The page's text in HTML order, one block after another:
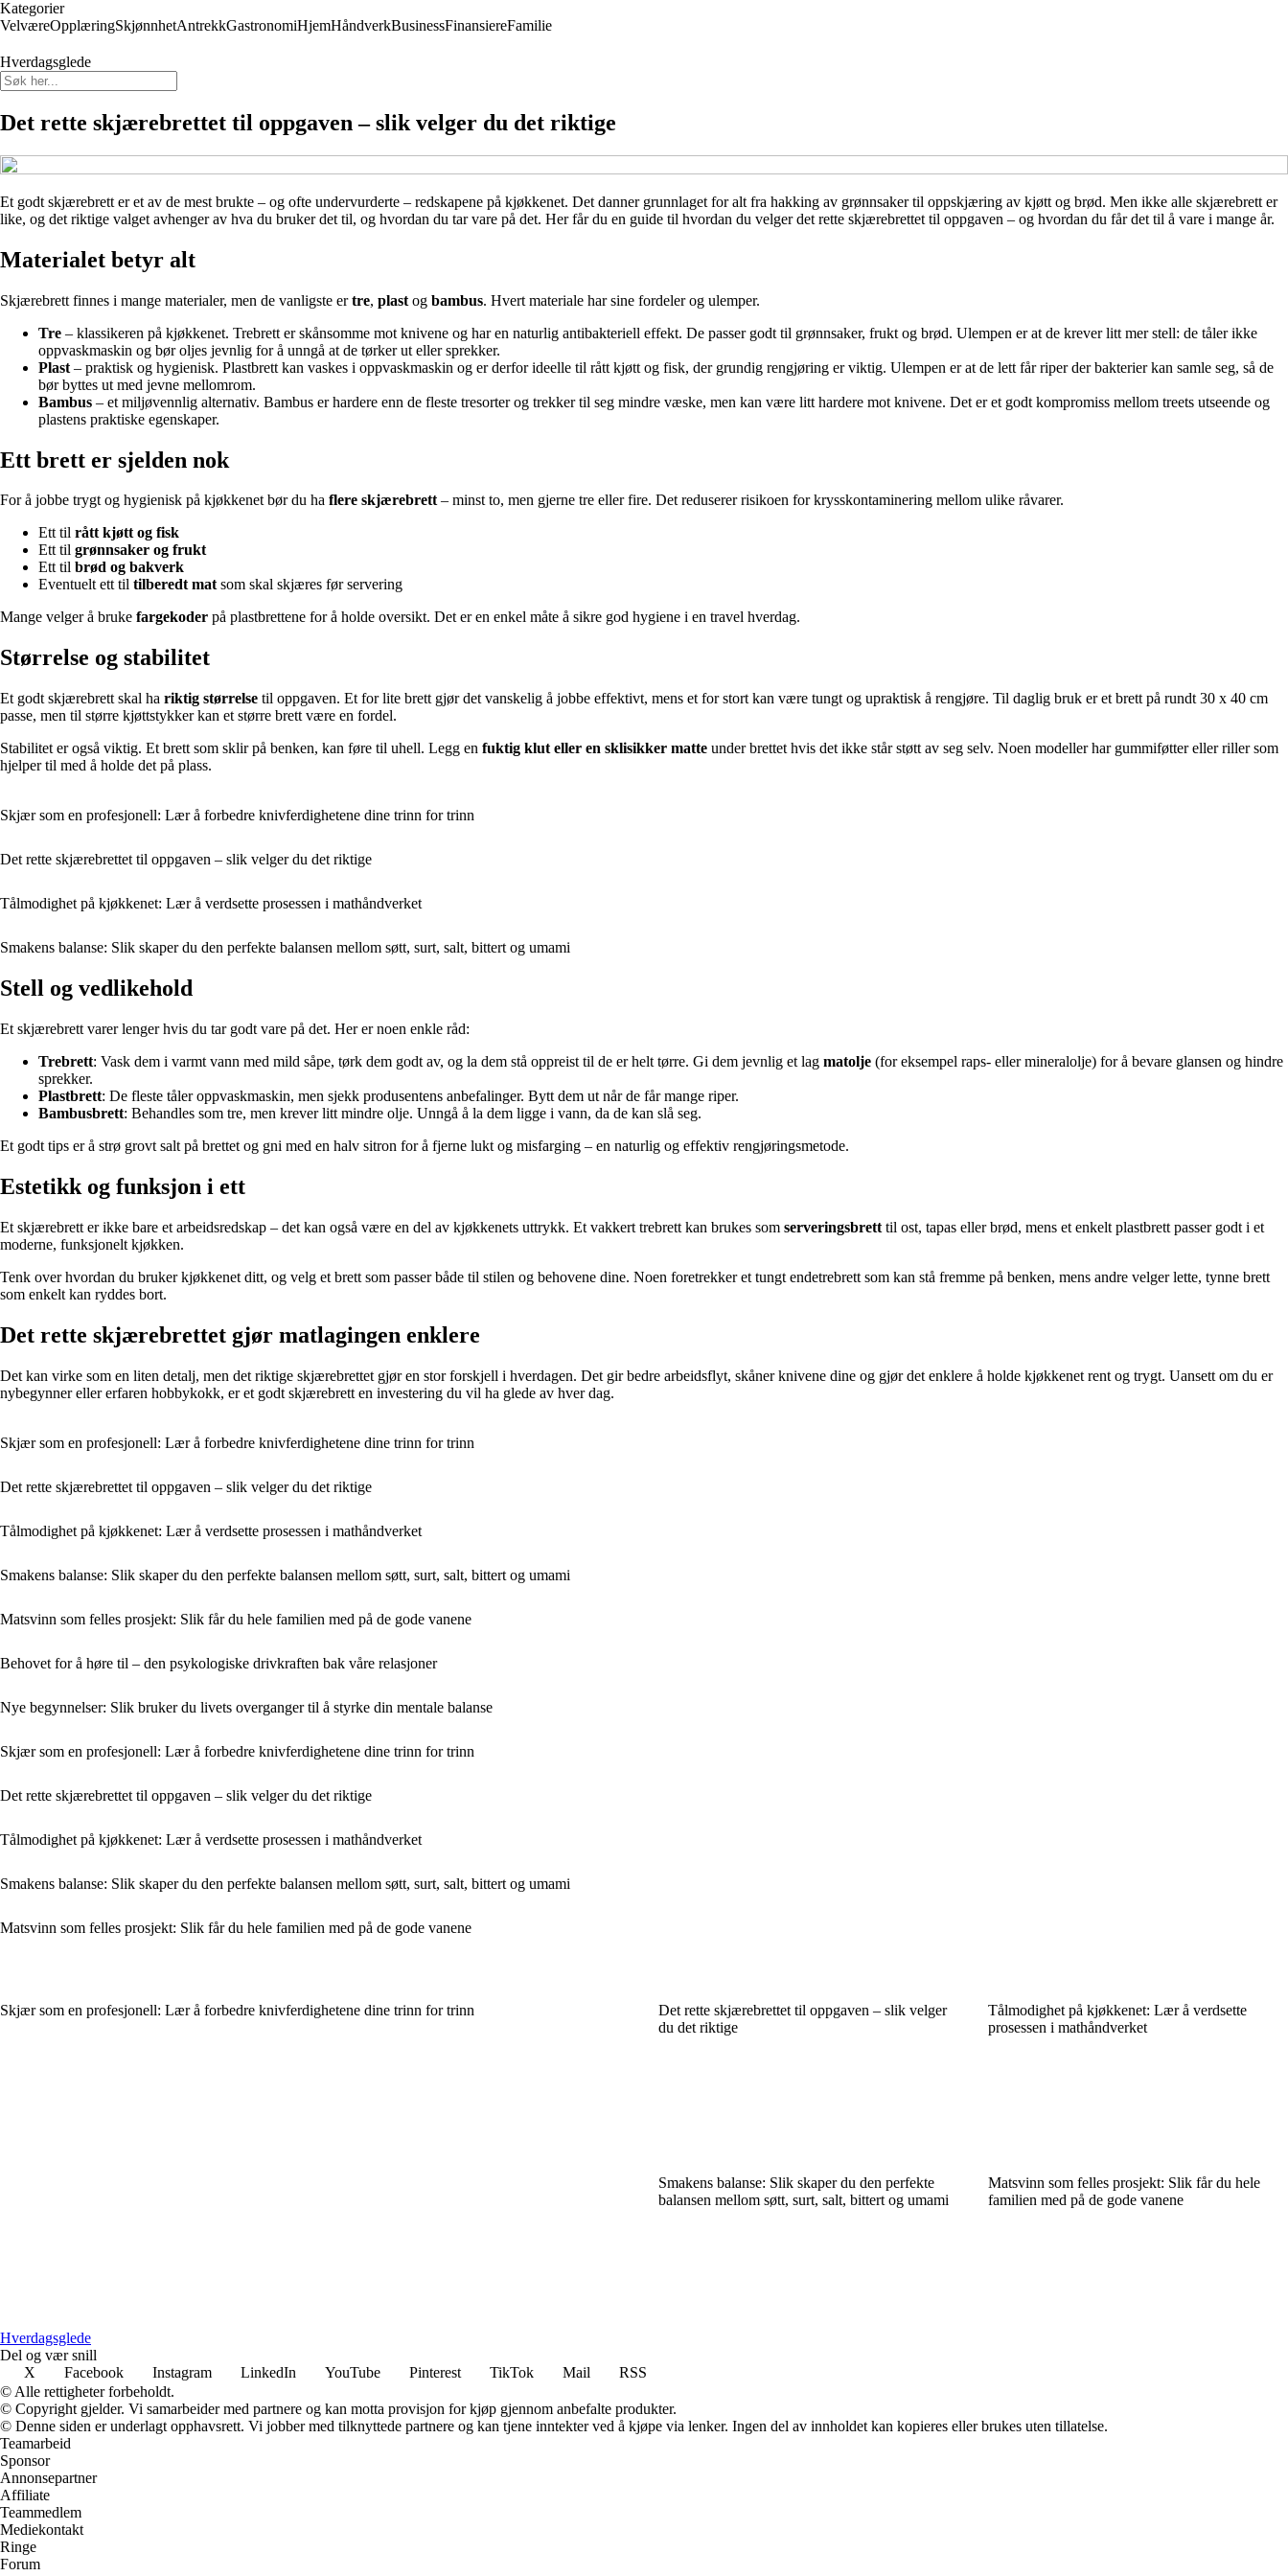
Kategorier
VelværeOpplæringSkjønnhetAntrekkGastronomiHjemHåndverkBusinessFinansiereFamilie
Hverdagsglede
Det rette skjærebrettet til oppgaven – slik velger du det riktige
Et godt skjærebrett er et av de mest brukte – og ofte undervurderte – redskapene på kjøkkenet. Det danner grunnlaget for alt fra hakking av grønnsaker til oppskjæring av kjøtt og brød. Men ikke alle skjærebrett er
like, og det riktige valget avhenger av hva du bruker det til, og hvordan du tar vare på det. Her får du en guide til hvordan du velger det rette skjærebrettet til oppgaven – og hvordan du får det til å vare i mange år.
Materialet betyr alt
Skjærebrett finnes i mange materialer, men de vanligste ertre, plast og bambus. Hvert materiale har sine fordeler og ulemper.
Tre – klassikeren på kjøkkenet. Trebrett er skånsomme mot knivene og har en naturlig antibakteriell effekt. De passer godt til grønnsaker, frukt og brød. Ulempen er at de krever litt mer stell: de tåler ikke
oppvaskmaskin og bør oljes jevnlig for å unngå at de tørker ut eller sprekker.
Plast – praktisk og hygienisk. Plastbrett kan vaskes i oppvaskmaskin og er derfor ideelle til rått kjøtt og fisk, der grundig rengjøring er viktig. Ulempen er at de lett får riper der bakterier kan samle seg, så de
bør byttes ut med jevne mellomrom.
Bambus – et miljøvennlig alternativ. Bambus er hardere enn de fleste tresorter og trekker til seg mindre væske, men kan være litt hardere mot knivene. Det er et godt kompromiss mellom treets utseende og
plastens praktiske egenskaper.
Ett brett er sjelden nok
For å jobbe trygt og hygienisk på kjøkkenet bør du ha flere skjærebrett– minst to, men gjerne tre eller fire. Det reduserer risikoen for krysskontaminering mellom ulike råvarer.
Ett til rått kjøtt og fisk
Ett til grønnsaker og frukt
Ett til brød og bakverk
Eventuelt ett til tilberedt matsom skal skjæres før servering
Mange velger å bruke fargekoder på plastbrettene for å holde oversikt. Det er en enkel måte å sikre god hygiene i en travel hverdag.
Størrelse og stabilitet
Et godt skjærebrett skal ha riktig størrelse til oppgaven. Et for lite brett gjør det vanskelig å jobbe effektivt, mens et for stort kan være tungt og upraktisk å rengjøre. Til daglig bruk er et brett på rundt 30 x 40 cm
passe, men til større kjøttstykker kan et større brett være en fordel.
Stabilitet er også viktig. Et brett som sklir på benken, kan føre til uhell. Legg en fuktig klut eller en sklisikker matte under brettet hvis det ikke står støtt av seg selv. Noen modeller har gummiføtter eller riller som
hjelper til med å holde det på plass.
Skjær som en profesjonell: Lær å forbedre knivferdighetene dine trinn for trinn
Det rette skjærebrettet til oppgaven – slik velger du det riktige
Tålmodighet på kjøkkenet: Lær å verdsette prosessen i mathåndverket
Smakens balanse: Slik skaper du den perfekte balansen mellom søtt, surt, salt, bittert og umami
Stell og vedlikehold
Et skjærebrett varer lenger hvis du tar godt vare på det. Her er noen enkle råd:
Trebrett: Vask dem i varmt vann med mild såpe, tørk dem godt av, og la dem stå oppreist til de er helt tørre. Gi dem jevnlig et lag matolje (for eksempel raps- eller mineralolje) for å bevare glansen og hindre
sprekker.
Plastbrett: De fleste tåler oppvaskmaskin, men sjekk produsentens anbefalinger. Bytt dem ut når de får mange riper.
Bambusbrett: Behandles som tre, men krever litt mindre olje. Unngå å la dem ligge i vann, da de kan slå seg.
Et godt tips er å strø grovt salt på brettet og gni med en halv sitron for å fjerne lukt og misfarging – en naturlig og effektiv rengjøringsmetode.
Estetikk og funksjon i ett
Et skjærebrett er ikke bare et arbeidsredskap – det kan også være en del av kjøkkenets uttrykk. Et vakkert trebrett kan brukes som serveringsbrett til ost, tapas eller brød, mens et enkelt plastbrett passer godt i et
moderne, funksjonelt kjøkken.
Tenk over hvordan du bruker kjøkkenet ditt, og velg et brett som passer både til stilen og behovene dine. Noen foretrekker et tungt endetrebrett som kan stå fremme på benken, mens andre velger lette, tynne brett
som enkelt kan ryddes bort.
Det rette skjærebrettet gjør matlagingen enklere
Det kan virke som en liten detalj, men det riktige skjærebrettet gjør en stor forskjell i hverdagen. Det gir bedre arbeidsflyt, skåner knivene dine og gjør det enklere å holde kjøkkenet rent og trygt. Uansett om du er
nybegynner eller erfaren hobbykokk, er et godt skjærebrett en investering du vil ha glede av hver dag.
Skjær som en profesjonell: Lær å forbedre knivferdighetene dine trinn for trinn
Det rette skjærebrettet til oppgaven – slik velger du det riktige
Tålmodighet på kjøkkenet: Lær å verdsette prosessen i mathåndverket
Smakens balanse: Slik skaper du den perfekte balansen mellom søtt, surt, salt, bittert og umami
Matsvinn som felles prosjekt: Slik får du hele familien med på de gode vanene
Behovet for å høre til – den psykologiske drivkraften bak våre relasjoner
Nye begynnelser: Slik bruker du livets overganger til å styrke din mentale balanse
Skjær som en profesjonell: Lær å forbedre knivferdighetene dine trinn for trinn
Det rette skjærebrettet til oppgaven – slik velger du det riktige
Tålmodighet på kjøkkenet: Lær å verdsette prosessen i mathåndverket
Smakens balanse: Slik skaper du den perfekte balansen mellom søtt, surt, salt, bittert og umami
Matsvinn som felles prosjekt: Slik får du hele familien med på de gode vanene
Skjær som en profesjonell: Lær å forbedre knivferdighetene dine trinn for trinn
Det rette skjærebrettet til oppgaven – slik velger
du det riktige
Tålmodighet på kjøkkenet: Lær å verdsette
prosessen i mathåndverket
Smakens balanse: Slik skaper du den perfekte
balansen mellom søtt, surt, salt, bittert og umami
Matsvinn som felles prosjekt: Slik får du hele
familien med på de gode vanene
Hverdagsglede
Del og vær snill
X
Facebook Instagram LinkedIn YouTube Pinterest TikTok Mail
RSS
© Alle rettigheter forbeholdt.
© Copyright gjelder. Vi samarbeider med partnere og kan motta provisjon for kjøp gjennom anbefalte produkter.
© Denne siden er underlagt opphavsrett. Vi jobber med tilknyttede partnere og kan tjene inntekter ved å kjøpe via lenker. Ingen del av innholdet kan kopieres eller brukes uten tillatelse.
Teamarbeid
Sponsor
Annonsepartner
Affiliate
Teammedlem
Mediekontakt
Ringe
Forum